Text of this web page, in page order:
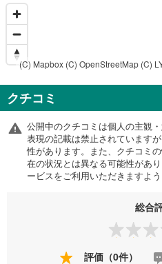
(C) Mapbox (C) OpenStreetMap (C)
クチコミ
公開中のクチコミは個人の主観
表現の記載は禁止されています
性があります。また、クチコミ
在の状況とは異なる可能性があ
ービスをご利用いただきますよう
総合
評価（0件）